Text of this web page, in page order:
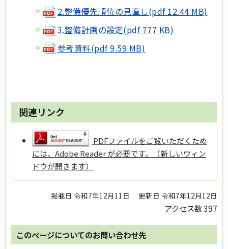
2.整備優先順位の見直し(pdf 12.44 MB)
3.整備計画の設定(pdf 777 KB)
参考資料(pdf 9.59 MB)
関連リンク
PDFファイルをご覧いただくため
には、Adobe Reader が必要です。（新しいウィン
ドウが開きます）
掲載日 令和7年12月11日 更新日 令和7年12月12日
アクセス数397
このページについてのお問い合わせ先